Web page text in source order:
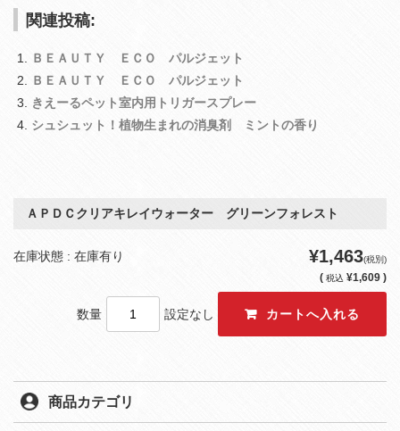
関連投稿:
ＢＥＡＵＴＹ ＥＣＯ パルジェット
ＢＥＡＵＴＹ ＥＣＯ パルジェット
きえーるペット室内用トリガースプレー
シュシュット！植物生まれの消臭剤 ミントの香り
ＡＰＤＣクリアキレイウォーター グリーンフォレスト
在庫状態 : 在庫有り ¥1,463(税別)
( 税込 ¥1,609 )
数量 設定なし
商品カテゴリ